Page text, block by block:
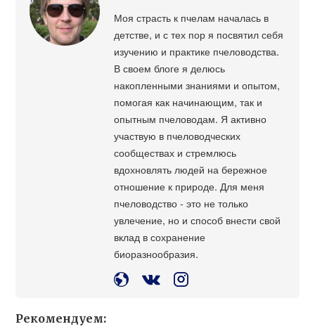
Моя страсть к пчелам началась в
детстве, и с тех пор я посвятил себя
изучению и практике пчеловодства.
В своем блоге я делюсь
накопленными знаниями и опытом,
помогая как начинающим, так и
опытным пчеловодам. Я активно
участвую в пчеловодческих
сообществах и стремлюсь
вдохновлять людей на бережное
отношение к природе. Для меня
пчеловодство - это не только
увлечение, но и способ внести свой
вклад в сохранение
биоразнообразия.
Рекомендуем: